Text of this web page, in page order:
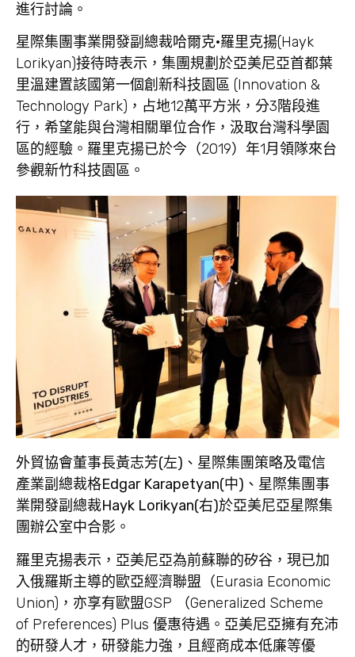
進行討論。
星際集團事業開發副總裁哈爾克·羅里克揚(Hayk
Lorikyan)接待時表示，集團規劃於亞美尼亞首都葉
里溫建置該國第一個創新科技園區 (Innovation &
Technology Park)，占地12萬平方米，分3階段進
行，希望能與台灣相關單位合作，汲取台灣科學園
區的經驗。羅里克揚已於今（2019）年1月領隊來台
參觀新竹科技園區。
外貿協會董事長黃志芳(左)、星際集團策略及電信
產業副總裁格Edgar Karapetyan(中)、星際集團事
業開發副總裁Hayk Lorikyan(右)於亞美尼亞星際集
團辦公室中合影。
羅里克揚表示，亞美尼亞為前蘇聯的矽谷，現已加
入俄羅斯主導的歐亞經濟聯盟（Eurasia Economic
Union)，亦享有歐盟GSP （Generalized Scheme
of Preferences) Plus 優惠待遇。亞美尼亞擁有充沛
的研發人才，研發能力強，且經商成本低廉等優